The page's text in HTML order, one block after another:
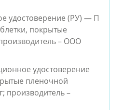
удостоверение (РУ) — П
покрытые
– ООО
удостоверение
пленочной
производитель –